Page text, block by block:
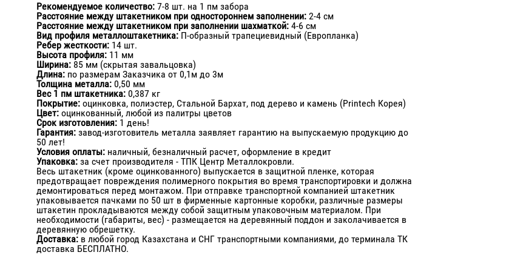
Рекомендуемое количество: 7-8 шт. на 1 пм забора
Расстояние между штакетником при одностороннем заполнении: 2-4 см
Расстояние между штакетником при заполнении шахматкой: 4-6 см
Вид профиля металлоштакетника: П-образный трапециевидный (Европланка)
Ребер жесткости: 14 шт.
Высота профиля: 11 мм
Ширина: 85 мм (скрытая завальцовка)
Длина: по размерам Заказчика от 0,1м до 3м
Толщина металла: 0,50 мм
Вес 1 пм штакетника: 0,387 кг
Покрытие: оцинковка, полиэстер, Стальной Бархат, под дерево и камень (Printech Корея)
Цвет: оцинкованный, любой из палитры цветов
Срок изготовления: 1 день!
Гарантия: завод-изготовитель металла заявляет гарантию на выпускаемую продукцию до
50 лет!
Условия оплаты: наличный, безналичный расчет, оформление в кредит
Упаковка: за счет производителя - ТПК Центр Металлокровли.
Весь штакетник (кроме оцинкованного) выпускается в защитной пленке, которая
предотвращает повреждения полимерного покрытия во время транспортировки и должна
демонтироваться перед монтажом. При отправке транспортной компанией штакетник
упаковывается пачками по 50 шт в фирменные картонные коробки, различные размеры
штакетин прокладываются между собой защитным упаковочным материалом. При
необходимости (габариты, вес) - размещается на деревянный поддон и заколачивается в
деревянную обрешетку.
Доставка: в любой город Казахстана и СНГ транспортными компаниями, до терминала ТК
доставка БЕСПЛАТНО.